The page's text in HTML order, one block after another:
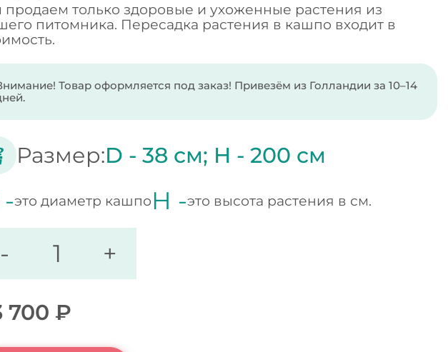
только здоровые и ухоженные растения из
питомника. Пересадка растения в кашпо входит в
Товар оформляется под заказ! Привезём из Голландии за 10–14
Размер:D -38 см; H -200 см
-это диаметр кашпоH -это высота растения в см.
- +
700 ₽